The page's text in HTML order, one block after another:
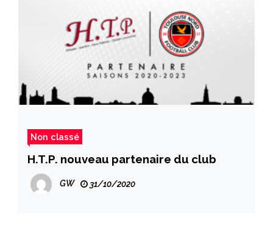
Non classé
H.T.P. nouveau partenaire du club
GW 31/10/2020